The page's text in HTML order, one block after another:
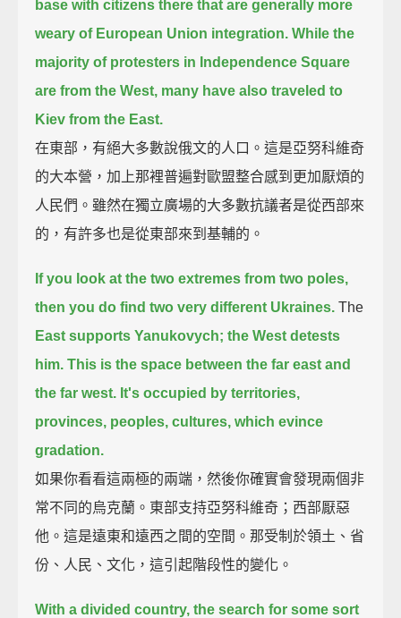
base with citizens there that are generally more
weary of European Union integration. While the
majority of protesters in Independence Square
are from the West, many have also traveled to
Kiev from the East.
在東部，有絕大多數說俄文的人口。這是亞努科維奇
的大本營，加上那裡普遍對歐盟整合感到更加厭煩的
人民們。雖然在獨立廣場的大多數抗議者是從西部來
的，有許多也是從東部來到基輔的。
If you look at the two extremes from two poles,
then you do find two very different Ukraines. The
East supports Yanukovych; the West detests
him. This is the space between the far east and
the far west. It's occupied by territories,
provinces, peoples, cultures, which evince
gradation.
如果你看看這兩極的兩端，然後你確實會發現兩個非
常不同的烏克蘭。東部支持亞努科維奇；西部厭惡
他。這是遠東和遠西之間的空間。那受制於領土、省
份、人民、文化，這引起階段性的變化。
With a divided country, the search for some sort